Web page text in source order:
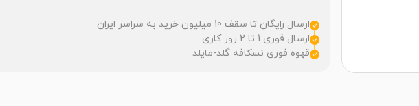
ارسال رایگان تا سقف 10 میلیون خرید به سراسر ایران
ارسال فوری 1 تا 2 روز کاری
قهوه فوری نسکافه گلد-مایلد